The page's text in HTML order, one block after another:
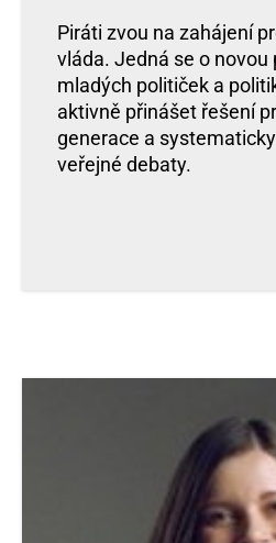
Piráti zvou na zahájení
vláda. Jedná se o novou
mladých političek a
aktivně přinášet řešení
generace a
veřejné debaty.